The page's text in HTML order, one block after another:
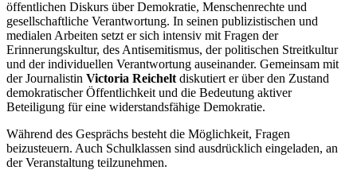
öffentlichen Diskurs über Demokratie, Menschenrechte und
gesellschaftliche Verantwortung. In seinen publizistischen und
medialen Arbeiten setzt er sich intensiv mit Fragen der
Erinnerungskultur, des Antisemitismus, der politischen Streitkultur
und der individuellen Verantwortung auseinander. Gemeinsam mit
der Journalistin Victoria Reichelt diskutiert er über den Zustand
demokratischer Öffentlichkeit und die Bedeutung aktiver
Beteiligung für eine widerstandsfähige Demokratie.
Während des Gesprächs besteht die Möglichkeit, Fragen
beizusteuern. Auch Schulklassen sind ausdrücklich eingeladen, an
der Veranstaltung teilzunehmen.